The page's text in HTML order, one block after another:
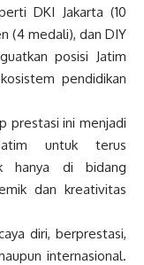
DKI Jakarta (10
(4 medali), dan DIY
posisi Jatim
pendidikan
prestasi ini menjadi
untuk terus
hanya di bidang
dan kreativitas
diri, berprestasi,
internasional.